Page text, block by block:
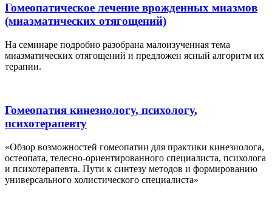
Гомеопатическое лечение врожденных миазмов
(миазматических отягощений)
На семинаре подробно разобрана малоизученная тема
миазматических отягощений и предложен ясный алгоритм их
терапии.
Гомеопатия кинезиологу, психологу,
психотерапевту
«Обзор возможностей гомеопатии для практики кинезиолога,
остеопата, телесно-ориентированного специалиста, психолога
и психотерапевта. Пути к синтезу методов и формированию
универсального холистического специалиста»